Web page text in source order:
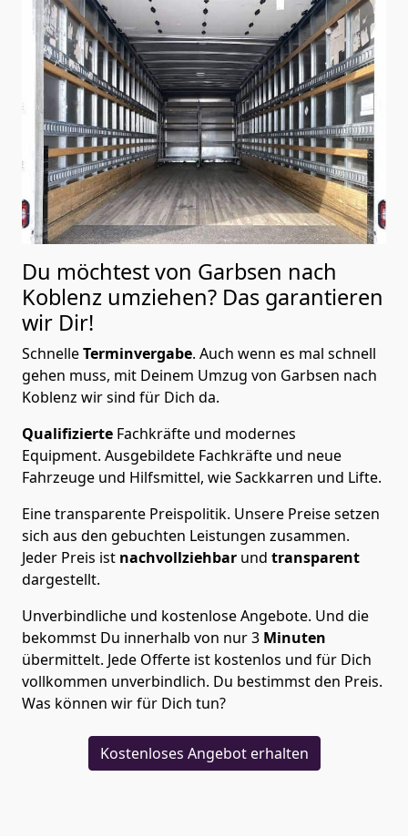
Du möchtest von Garbsen nach
Koblenz umziehen? Das garantieren
wir Dir!
SchnelleTerminvergabe. Auch wenn es mal schnell
gehen muss, mit Deinem Umzug von Garbsen nach
Koblenz wir sind für Dich da.
Qualifizierte Fachkräfte und modernes
Equipment. Ausgebildete Fachkräfte und neue
Fahrzeuge und Hilfsmittel, wie Sackkarren und Lifte.
Eine transparente Preispolitik. Unsere Preise setzen
sich aus den gebuchten Leistungen zusammen.
Jeder Preis ist nachvollziehbar und transparent
dargestellt.
Unverbindliche und kostenlose Angebote. Und die
bekommst Du innerhalb von nur3 Minuten
übermittelt. Jede Offerte ist kostenlos und für Dich
vollkommen unverbindlich. Du bestimmst den Preis.
Was können wir für Dich tun?
Kostenloses Angebot erhalten